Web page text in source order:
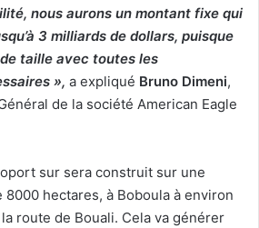
nous aurons un montant fixe qui
3 milliards de dollars, puisque
taille avec toutes les
», a expliqué Bruno Dimeni,
de la société American Eagle
sur sera construit sur une
hectares, à Boboula à environ
route de Bouali. Cela va générer